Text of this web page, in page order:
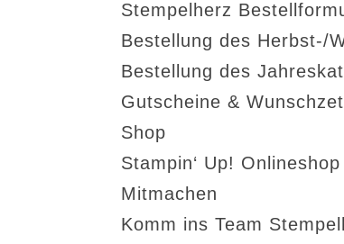
Stempelherz
Bestellung des Herbst-/
Bestellung des
Gutscheine &
Shop
Stampin‘ Up! Onlineshop
Mitmachen
Komm ins Team